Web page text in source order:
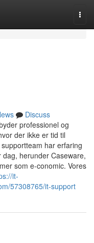
Discuss
professionel og
der ikke er tid til
har erfaring
herunder Caseware,
som e-conomic. Vores
it-
57308765/it-support